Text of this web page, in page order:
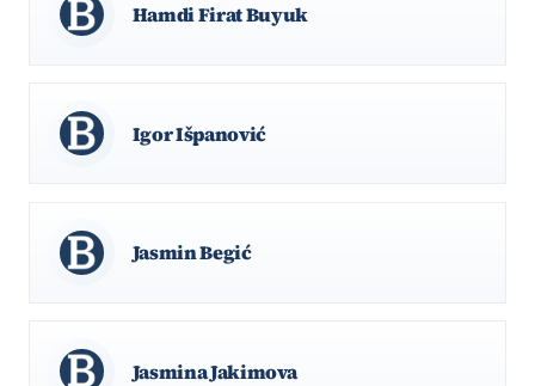
Hamdi Firat Buyuk
Igor Išpanović
Jasmin Begić
Jasmina Jakimova